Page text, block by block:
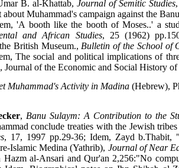
'Umar B. al-Khattab,Journal of Semitic
about Muhammad's campaign against the
Idem, 'A booth like the booth of Moses..'
and African Studies, 25 (1962)
in the British Museum.,Bulletin of the School
Idem, The social and political implications
Journal of the Economic and Social
Muhammad's Activity in Madina
Lecker,Banu Sulaym: A Contribution to
conclude treaties with the Jewish
, 17, 1997 pp.29-36; Idem, Zayd
pre-Islamic Medina (Yathrib),Journal of
Hazm al-Ansari and Qur'an 2,256:"No